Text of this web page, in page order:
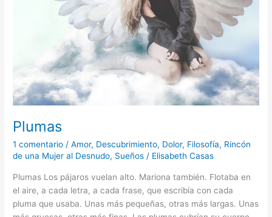
Plumas
1 comentario /Amor, Descubrimiento, Dolor, Filosofía, Rincón
de una Mujer al Desnudo, Sueños / Elisabeth Casas
Plumas Los pájaros vuelan alto. Mariona también. Flotaba en
el aire, a cada letra, a cada frase, que escribía con cada
pluma que usaba. Unas más pequeñas, otras más largas. Unas